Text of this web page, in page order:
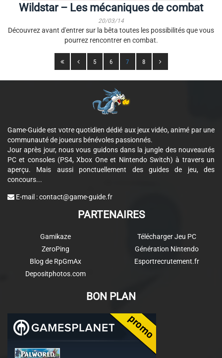
Wildstar – Les mécaniques de combat
20/03/14
Découvrez avant d'entrer sur la bêta toutes les possibilités que vous
pourrez rencontrer en combat.
5 6 7 8
Game-Guide est votre quotidien dédié aux jeux vidéo, animé par une
communauté de joueurs bénévoles passionnés.
Jour après jour, nous vous guidons dans la jungle des nouveautés
PC et consoles (PS4, Xbox One et Nintendo Switch) à travers un
aperçu. Mais aussi ponctuellement des guides de jeu, des
concours...
E-mail :contact@game-guide.fr
PARTENAIRES
Gamikaze
ZeroPing
Blog de RpGmAx
Depositphotos.com
Télécharger Jeu PC
Génération Nintendo
Esportrecrutement.fr
BON PLAN